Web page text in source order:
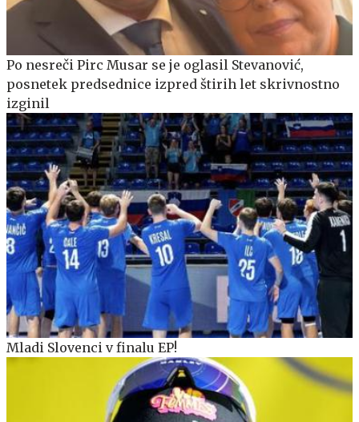
Po nesreči Pirc Musar se je oglasil Stevanović,
posnetek predsednice izpred štirih let skrivnostno
izginil
Mladi Slovenci v finalu EP!